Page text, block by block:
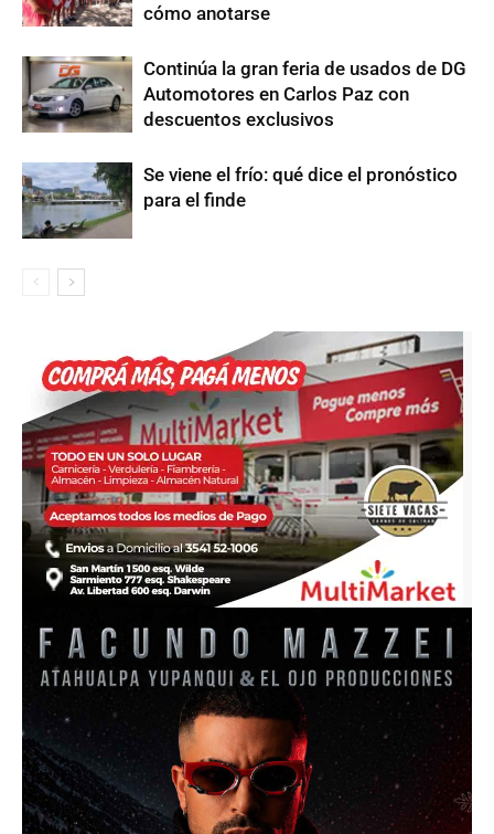
cómo anotarse
Continúa la gran feria de usados de DG
Automotores en Carlos Paz con
descuentos exclusivos
Se viene el frío: qué dice el pronóstico
para el finde